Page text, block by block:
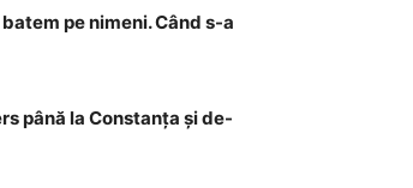
pe nimeni. Când s-a
până la Constanța și de-